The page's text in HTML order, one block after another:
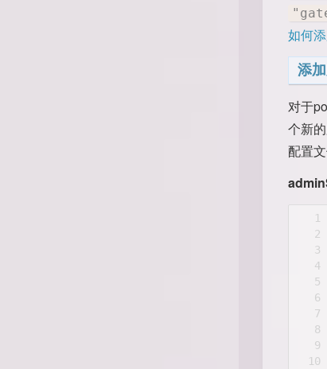
如何
添
对于
个新
配置
1
2
3
4
5
6
7
8
9
10